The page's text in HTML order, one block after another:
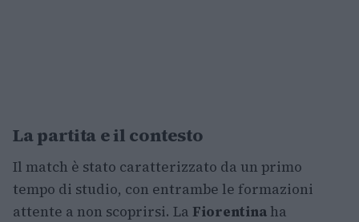
La partita e il contesto
Il match è stato caratterizzato da un primo
tempo di studio, con entrambe le formazioni
attente a non scoprirsi. La Fiorentina ha